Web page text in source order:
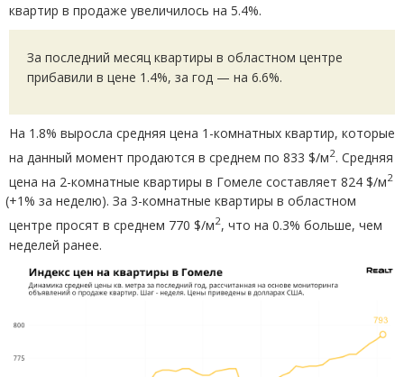
квартир в продаже увеличилось на 5.4%.
За последний месяц квартиры в областном центре
прибавили в цене 1.4%, за год — на 6.6%.
На 1.8% выросла средняя цена 1-комнатных квартир, которые
на данный момент продаются в среднем по 833 $/м2. Средняя
цена на 2-комнатные квартиры в Гомеле составляет 824 $/м2
(+1% за неделю). За 3-комнатные квартиры в областном
центре просят в среднем 770 $/м2, что на 0.3% больше, чем
неделей ранее.